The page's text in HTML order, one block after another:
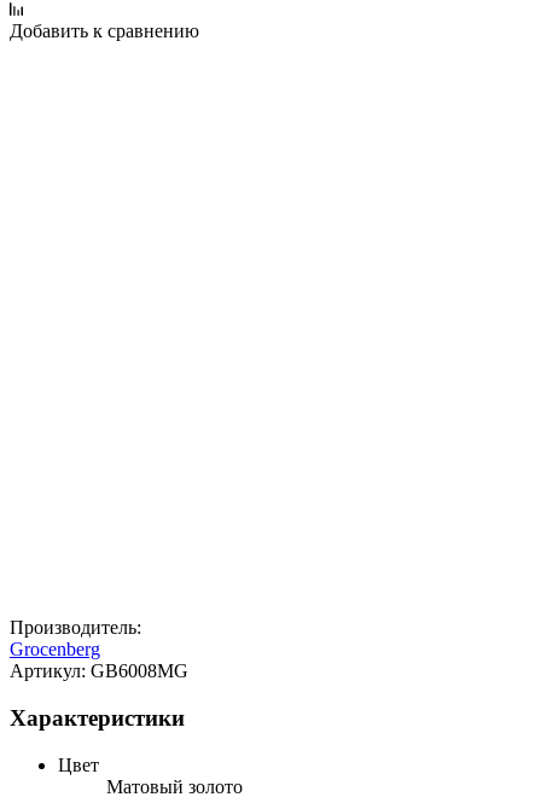
Добавить к сравнению
Производитель:
Grocenberg
Артикул: GB6008MG
Характеристики
Цвет
Матовый золото